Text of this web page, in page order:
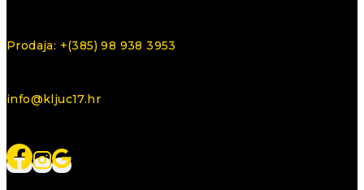
Prodaja: +(385) 98 938 3953
info@kljuc17.hr